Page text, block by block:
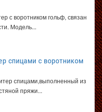
с воротником гольф, связан
Модель...
спицами с воротником
спицами,выполненный из
пряжи...